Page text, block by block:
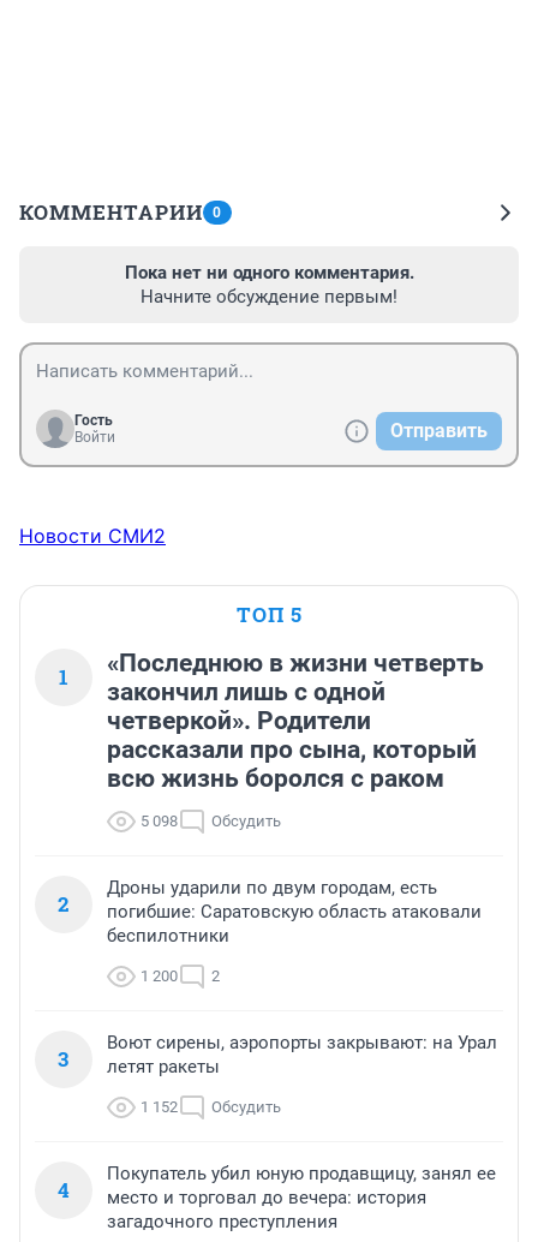
КОММЕНТАРИИ 0
Пока нет ни одного комментария.
Начните обсуждение первым!
Гость
Войти
Отправить
Новости СМИ2
ТОП 5
1
«Последнюю в жизни четверть
закончил лишь с одной
четверкой». Родители
рассказали про сына, который
всю жизнь боролся с раком
5 098 Обсудить
2
Дроны ударили по двум городам, есть
погибшие: Саратовскую область атаковали
беспилотники
1 200 2
3
Воют сирены, аэропорты закрывают: на Урал
летят ракеты
1 152 Обсудить
4
Покупатель убил юную продавщицу, занял ее
место и торговал до вечера: история
загадочного преступления